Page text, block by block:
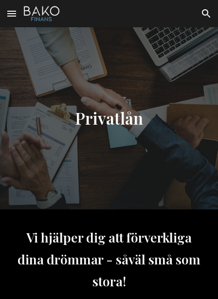
Skip to main content Skip to navigation
Privatlån
Vi hjälper dig att förverkliga
dina drömmar - såväl små som
stora!